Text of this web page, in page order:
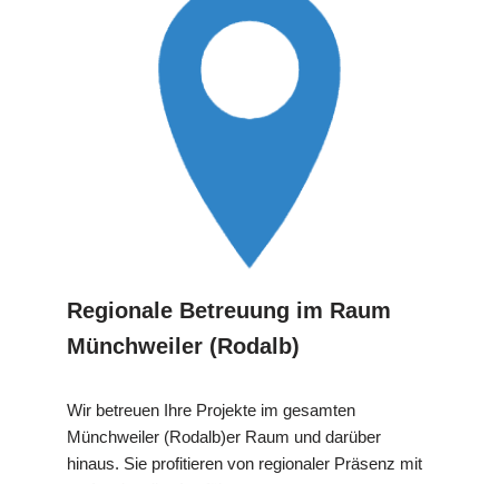
Regionale Betreuung im Raum
Münchweiler (Rodalb)
Wir betreuen Ihre Projekte im gesamten
Münchweiler (Rodalb)er Raum und darüber
hinaus. Sie profitieren von regionaler Präsenz mit